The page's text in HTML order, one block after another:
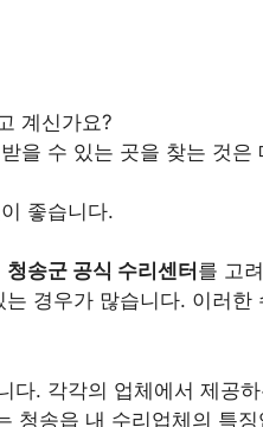
계신가요?
을 수 있는 곳을 찾는 것은
좋습니다.
청송군 공식 수리센터 를 고
경우가 많습니다. 이러한
다. 각각의 업체에서 제공
청송읍 내 수리업체의 특징